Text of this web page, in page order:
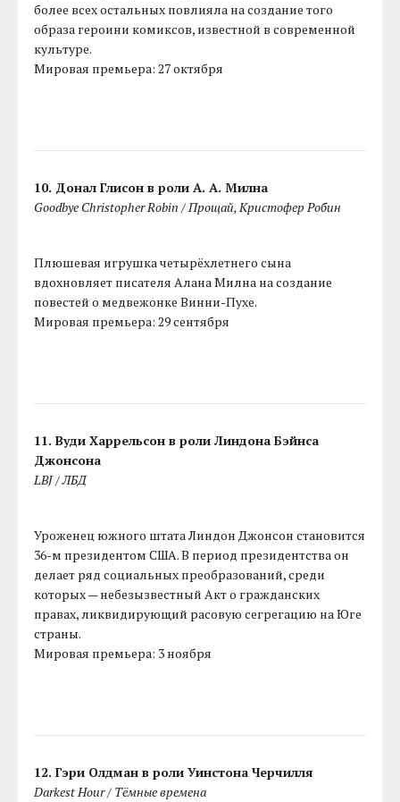
более всех остальных повлияла на создание того
образа героини комиксов, известной в современной
культуре.
Мировая премьера: 27 октября
10. Донал Глисон в роли А. А. Милна
Goodbye Christopher Robin / Прощай, Кристофер Робин
Плюшевая игрушка четырёхлетнего сына
вдохновляет писателя Алана Милна на создание
повестей о медвежонке Винни-Пухе.
Мировая премьера: 29 сентября
11. Вуди Харрельсон в роли Линдона Бэйнса
Джонсона
LBJ / ЛБД
Уроженец южного штата Линдон Джонсон становится
36-м президентом США. В период президентства он
делает ряд социальных преобразований, среди
которых — небезызвестный Акт о гражданских
правах, ликвидирующий расовую сегрегацию на Юге
страны.
Мировая премьера: 3 ноября
12. Гэри Олдман в роли Уинстона Черчилля
Darkest Hour / Тёмные времена